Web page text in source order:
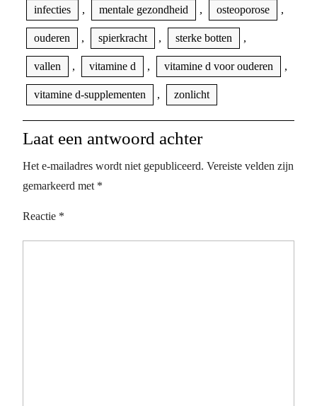
infecties , mentale gezondheid , osteoporose ,
ouderen , spierkracht , sterke botten ,
vallen , vitamine d , vitamine d voor ouderen ,
vitamine d-supplementen , zonlicht
Laat een antwoord achter
Het e-mailadres wordt niet gepubliceerd. Vereiste velden zijn
gemarkeerd met *
Reactie *